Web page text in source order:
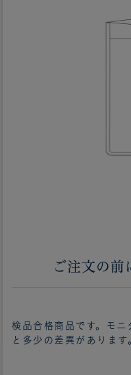
ご注文の前
検品合格商品です。モ
と多少の差異がありま